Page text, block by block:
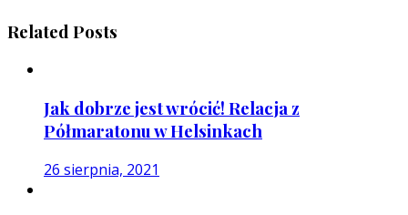
Related Posts
Jak dobrze jest wrócić! Relacja z
Półmaratonu w Helsinkach
26 sierpnia, 2021